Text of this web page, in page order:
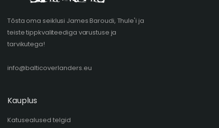
Tõsta oma seiklusi James Baroudi, Thule'i ja
teiste tippkvaliteediga varustuse ja
tarvikutega!
info@balticoverlanders.eu
Kauplus
Katusealused telgid